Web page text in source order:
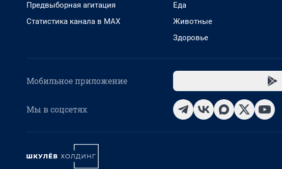
Предвыборная агитация
Статистика канала в MAX
Еда
Животные
Здоровье
Мобильное приложение
Мы в соцсетях